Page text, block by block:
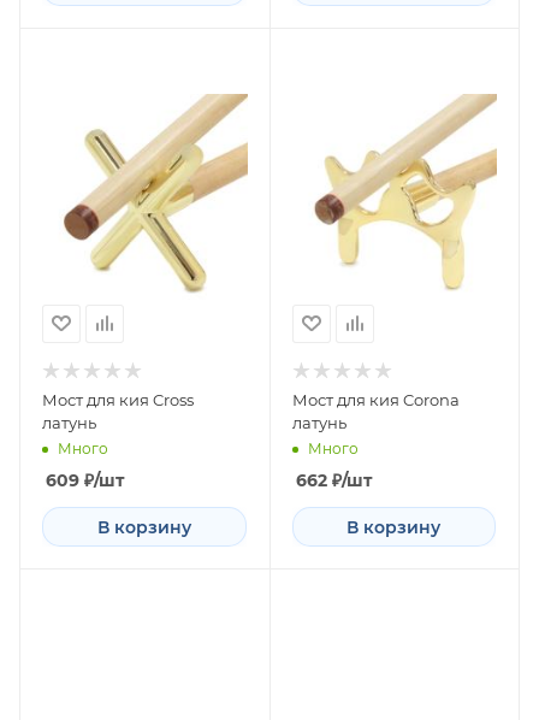
Мост для кия Cross
латунь
Много
609 ₽/шт
В корзину
Мост для кия Corona
латунь
Много
662₽/шт
В корзину